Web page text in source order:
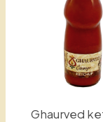
Ghaurved